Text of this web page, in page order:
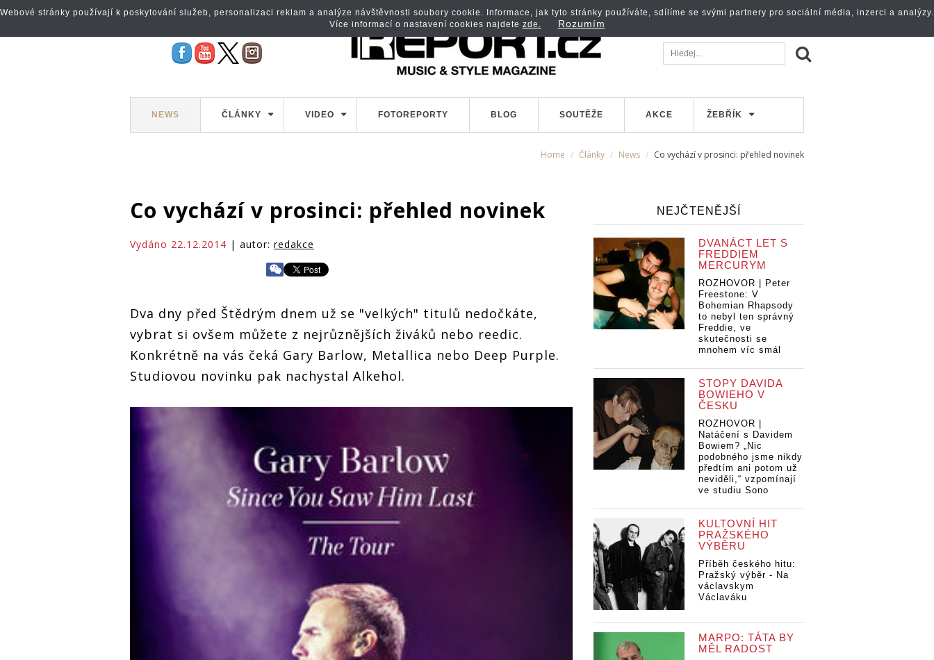
NEWS ČLÁNKY VIDEO FOTOREPORTY BLOG SOUTĚŽE AKCE ŽEBŘÍK
Home Články News Co vychází v prosinci: přehled novinek
Co vychází v prosinci: přehled novinek
Vydáno 22.12.2014 | autor: redakce
Dva dny před Štědrým dnem už se "velkých" titulů nedočkáte,
vybrat si ovšem můžete z nejrůznějších živáků nebo reedic.
Konkrétně na vás čeká Gary Barlow, Metallica nebo Deep Purple.
Studiovou novinku pak nachystal Alkehol.
NEJČTENĚJŠÍ
DVANÁCT LET S
FREDDIEM
MERCURYM
ROZHOVOR | Peter
Freestone: V
Bohemian Rhapsody
to nebyl ten správný
Freddie, ve
skutečnosti se
mnohem víc smál
STOPY DAVIDA
BOWIEHO V
ČESKU
ROZHOVOR |
Natáčení s Davidem
Bowiem? „Nic
podobného jsme nikdy
předtím ani potom už
neviděli,“ vzpomínají
ve studiu Sono
KULTOVNÍ HIT
PRAŽSKÉHO
VÝBĚRU
Příběh českého hitu:
Pražský výběr - Na
václavskym
Václaváku
MARPO: TÁTA BY
MĚL RADOST
Webové stránky používají k poskytování služeb, personalizaci reklam a analýze návštěvnosti soubory cookie. Informace, jak tyto stránky používáte, sdílíme se svými partnery pro sociální média, inzerci a analýzy.
Více informací o nastavení cookies najdete zde. Rozumím